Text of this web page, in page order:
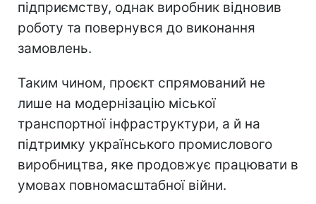
підприємству, однак виробник відновив
роботу та повернувся до виконання
замовлень.
Таким чином, проєкт спрямований не
лише на модернізацію міської
транспортної інфраструктури, а й на
підтримку українського промислового
виробництва, яке продовжує працювати в
умовах повномасштабної війни.